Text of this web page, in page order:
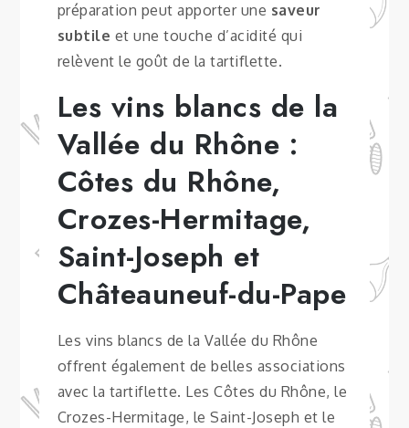
préparation peut apporter une saveur
subtile et une touche d’acidité qui
relèvent le goût de la tartiflette.
Les vins blancs de la
Vallée du Rhône :
Côtes du Rhône,
Crozes-Hermitage,
Saint-Joseph et
Châteauneuf-du-Pape
Les vins blancs de la Vallée du Rhône
offrent également de belles associations
avec la tartiflette. Les Côtes du Rhône, le
Crozes-Hermitage, le Saint-Joseph et le